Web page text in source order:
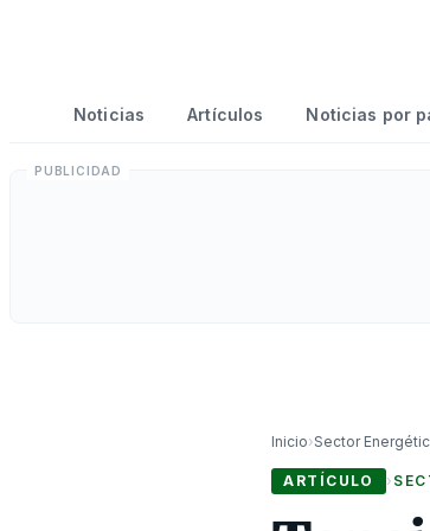
Noticias Artículos Noticias por
Inicio›Sector
ARTÍCULO ›